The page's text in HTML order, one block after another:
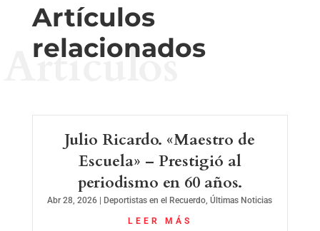
Artículos
relacionados
Artículos
Julio Ricardo. «Maestro de
Escuela» – Prestigió al
periodismo en 60 años.
Abr 28, 2026 | Deportistas en el Recuerdo ,Últimas Noticias
LEER MÁS